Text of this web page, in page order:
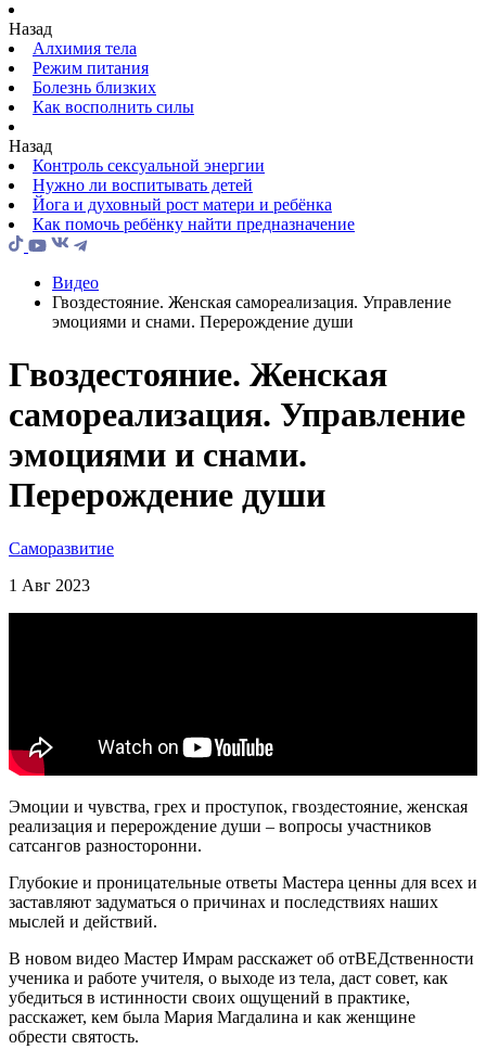
Назад
Алхимия тела
Режим питания
Болезнь близких
Как восполнить силы
Назад
Контроль сексуальной энергии
Нужно ли воспитывать детей
Йога и духовный рост матери и ребёнка
Как помочь ребёнку найти предназначение
Видео
Гвоздестояние. Женская самореализация. Управление
эмоциями и снами. Перерождение души
Гвоздестояние. Женская
самореализация. Управление
эмоциями и снами.
Перерождение души
Саморазвитие
1 Авг 2023
Эмоции и чувства, грех и проступок, гвоздестояние, женская
реализация и перерождение души – вопросы участников
сатсангов разносторонни.
Глубокие и проницательные ответы Мастера ценны для всех и
заставляют задуматься о причинах и последствиях наших
мыслей и действий.
В новом видео Мастер Имрам расскажет об отВЕДственности
ученика и работе учителя, о выходе из тела, даст совет, как
убедиться в истинности своих ощущений в практике,
расскажет, кем была Мария Магдалина и как женщине
обрести святость.